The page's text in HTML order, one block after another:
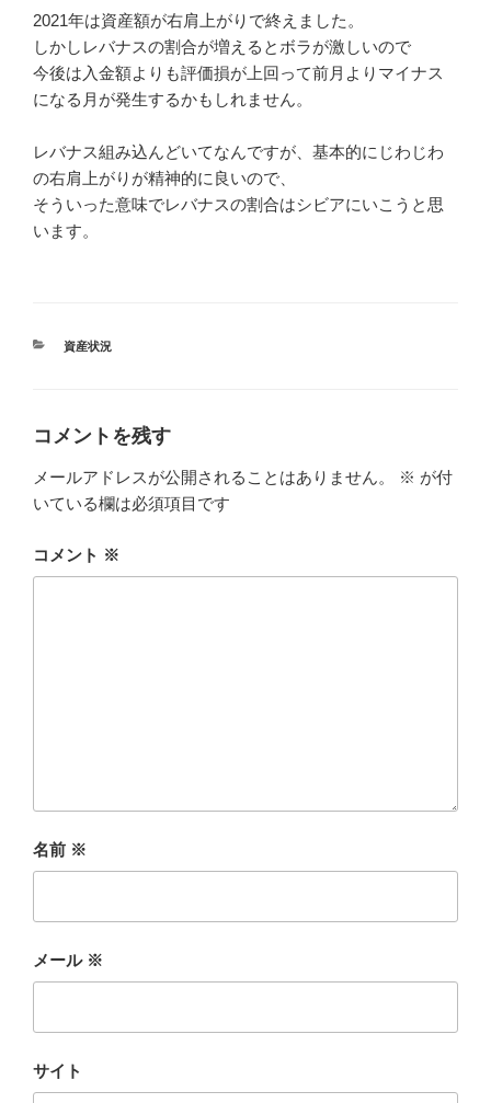
2021年は資産額が右肩上がりで終えました。
しかしレバナスの割合が増えるとボラが激しいので
今後は入金額よりも評価損が上回って前月よりマイナス
になる月が発生するかもしれません。
レバナス組み込んどいてなんですが、基本的にじわじわ
の右肩上がりが精神的に良いので、
そういった意味でレバナスの割合はシビアにいこうと思
います。
カ
資産状況
コメントを残す
メールアドレスが公開されることはありません。 ※ が付
いている欄は必須項目です
コメント ※
名前 ※
メール ※
サイト